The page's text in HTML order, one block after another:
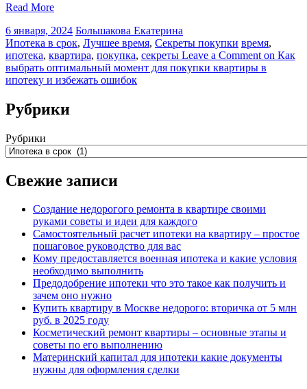
Read More
6 января, 2024 Большакова Екатерина
Ипотека в срок, Лучшее время, Секреты покупки время,
ипотека, квартира, покупка, секреты Leave a Comment on Как
выбрать оптимальный момент для покупки квартиры в
ипотеку и избежать ошибок
Рубрики
Рубрики
Свежие записи
Создание недорогого ремонта в квартире своими
руками советы и идеи для каждого
Самостоятельный расчет ипотеки на квартиру – простое
пошаговое руководство для вас
Кому предоставляется военная ипотека и какие условия
необходимо выполнить
Предодобрение ипотеки что это такое как получить и
зачем оно нужно
Купить квартиру в Москве недорого: вторичка от 5 млн
руб. в 2025 году
Косметический ремонт квартиры – основные этапы и
советы по его выполнению
Материнский капитал для ипотеки какие документы
нужны для оформления сделки